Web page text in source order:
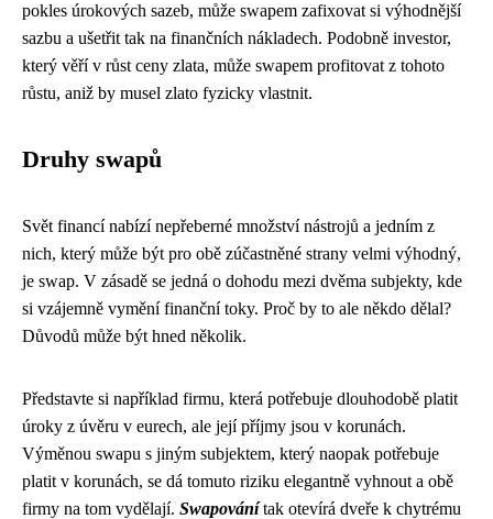
pokles úrokových sazeb, může swapem zafixovat si výhodnější
sazbu a ušetřit tak na finančních nákladech. Podobně investor,
který věří v růst ceny zlata, může swapem profitovat z tohoto
růstu, aniž by musel zlato fyzicky vlastnit.
Druhy swapů
Svět financí nabízí nepřeberné množství nástrojů a jedním z
nich, který může být pro obě zúčastněné strany velmi výhodný,
je swap. V zásadě se jedná o dohodu mezi dvěma subjekty, kde
si vzájemně vymění finanční toky. Proč by to ale někdo dělal?
Důvodů může být hned několik.
Představte si například firmu, která potřebuje dlouhodobě platit
úroky z úvěru v eurech, ale její příjmy jsou v korunách.
Výměnou swapu s jiným subjektem, který naopak potřebuje
platit v korunách, se dá tomuto riziku elegantně vyhnout a obě
firmy na tom vydělají. Swapovánítak otevírá dveře k chytrému